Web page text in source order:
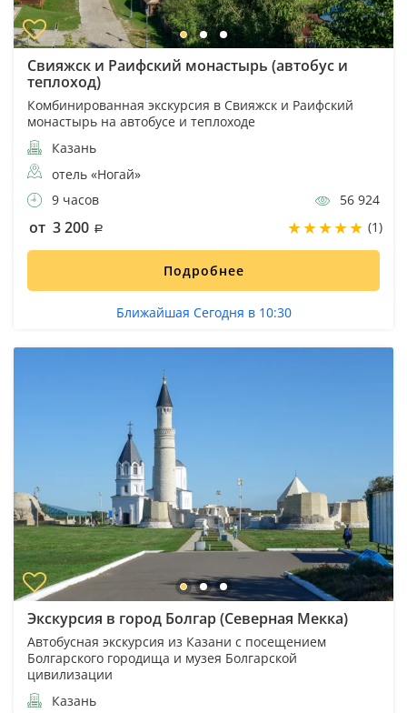
Свияжск и Раифский монастырь (автобус и
теплоход)
Комбинированная экскурсия в Свияжск и Раифский
монастырь на автобусе и теплоходе
Казань
отель «Ногай»
9 часов
56 924
от 3 200 (1)
Подробнее
Ближайшая Сегодня в 10:30
Экскурсия в город Болгар (Северная Мекка)
Автобусная экскурсия из Казани с посещением
Болгарского городища и музея Болгарской
цивилизации
Казань